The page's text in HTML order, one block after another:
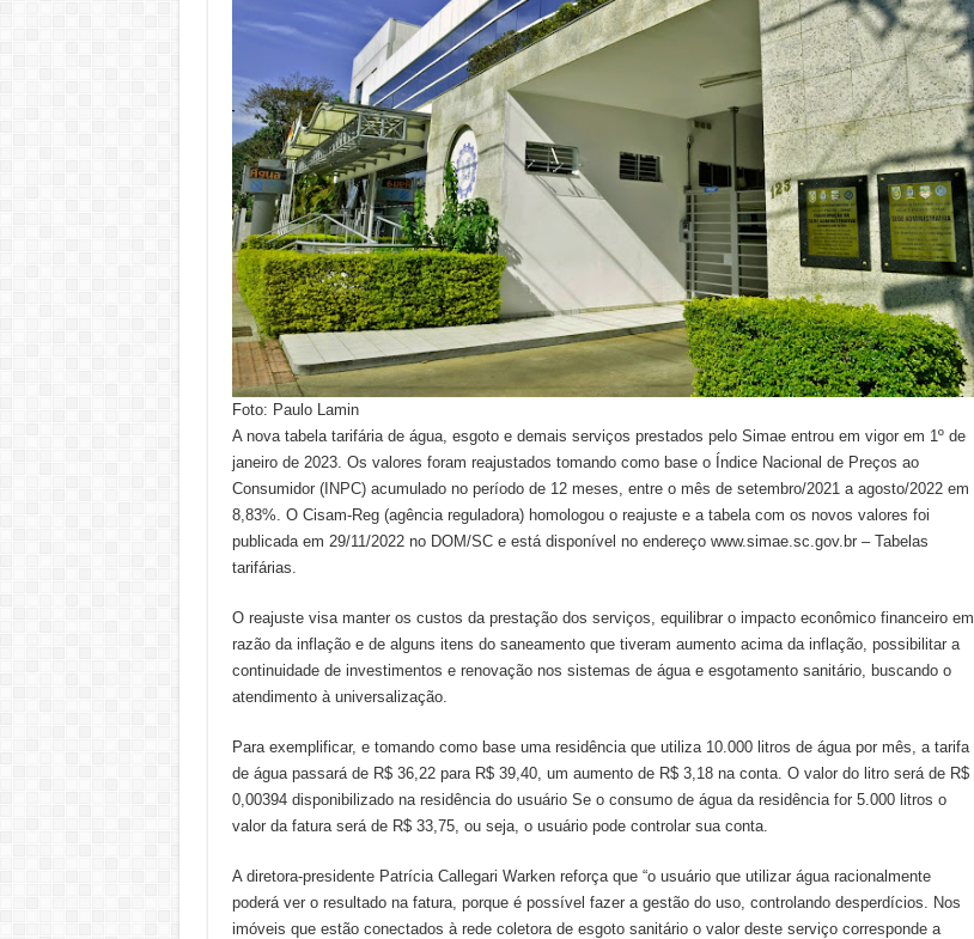
Foto: Paulo Lamin
A nova tabela tarifária de água, esgoto e demais serviços prestados pelo Simae entrou em vigor em 1º de
janeiro de 2023. Os valores foram reajustados tomando como base o Índice Nacional de Preços ao
Consumidor (INPC) acumulado no período de 12 meses, entre o mês de setembro/2021 a agosto/2022 em
8,83%. O Cisam-Reg (agência reguladora) homologou o reajuste e a tabela com os novos valores foi
publicada em 29/11/2022 no DOM/SC e está disponível no endereço www.simae.sc.gov.br – Tabelas
tarifárias.
O reajuste visa manter os custos da prestação dos serviços, equilibrar o impacto econômico financeiro em
razão da inflação e de alguns itens do saneamento que tiveram aumento acima da inflação, possibilitar a
continuidade de investimentos e renovação nos sistemas de água e esgotamento sanitário, buscando o
atendimento à universalização.
Para exemplificar, e tomando como base uma residência que utiliza 10.000 litros de água por mês, a tarifa
de água passará de R$ 36,22 para R$ 39,40, um aumento de R$ 3,18 na conta. O valor do litro será de R$
0,00394 disponibilizado na residência do usuário Se o consumo de água da residência for 5.000 litros o
valor da fatura será de R$ 33,75, ou seja, o usuário pode controlar sua conta.
A diretora-presidente Patrícia Callegari Warken reforça que “o usuário que utilizar água racionalmente
poderá ver o resultado na fatura, porque é possível fazer a gestão do uso, controlando desperdícios. Nos
imóveis que estão conectados à rede coletora de esgoto sanitário o valor deste serviço corresponde a